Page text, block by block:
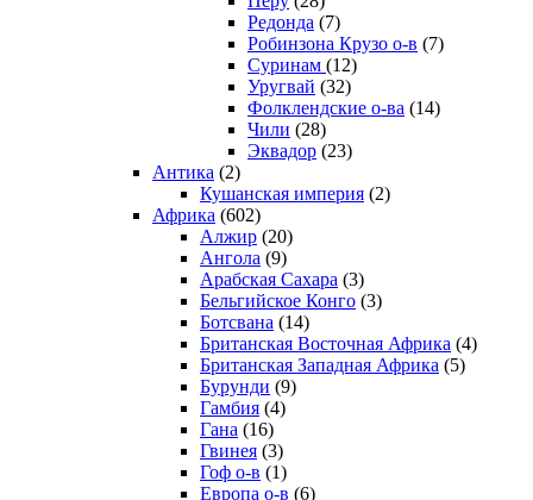
Редонда (7)
Робинзона Крузо о-в (7)
Суринам (12)
Уругвай (32)
Фолклендские о-ва (14)
Чили (28)
Эквадор (23)
Антика (2)
Кушанская империя (2)
Африка (602)
Алжир (20)
Ангола (9)
Арабская Сахара (3)
Бельгийское Конго (3)
Ботсвана (14)
Британская Восточная Африка (4)
Британская Западная Африка (5)
Бурунди (9)
Гамбия (4)
Гана (16)
Гвинея (3)
Гоф о-в (1)
Европа о-в (6)